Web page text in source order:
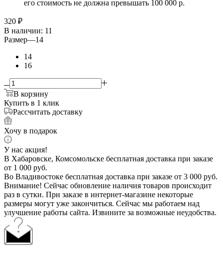
его стоимость не должна превышать 100 000 р.
320 ₽
В наличии: 11
Размер—14
14
16
В корзину
Купить в 1 клик
Рассчитать доставку
Хочу в подарок
У нас акция!
В Хабаровске, Комсомольске бесплатная доставка при заказе
от 1 000 руб.
Во Владивостоке бесплатная доставка при заказе от 3 000 руб.
Внимание! Сейчас обновление наличия товаров происходит
раз в сутки. При заказе в интернет-магазине некоторые
размеры могут уже закончиться. Сейчас мы работаем над
улучшение работы сайта. Извините за возможные неудобства.